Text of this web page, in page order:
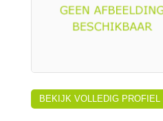
BEKIJK VOLLEDIG PROFIEL